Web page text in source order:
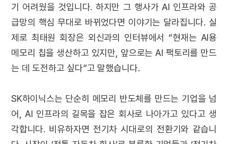
기 어려웠을 것입니다. 하지만 그 행사가 AI 인프라와 공
급망의 핵심 무대로 바뀌었다면 이야기는 달라집니다. 실
제로 최태원 회장은 외신과의 인터뷰에서 “현재는 AI용
메모리 칩을 생산하고 있지만, 앞으로는 AI 팩토리를 만드
는 데 도전하고 싶다”고 말했습니다.
SK하이닉스는 단순히 메모리 반도체를 만드는 기업을 넘
어, AI 인프라의 길목을 잡은 회사로 나아가고 있다고 생
각합니다. 비유하자면 전기차 시대로의 전환기와 같습니